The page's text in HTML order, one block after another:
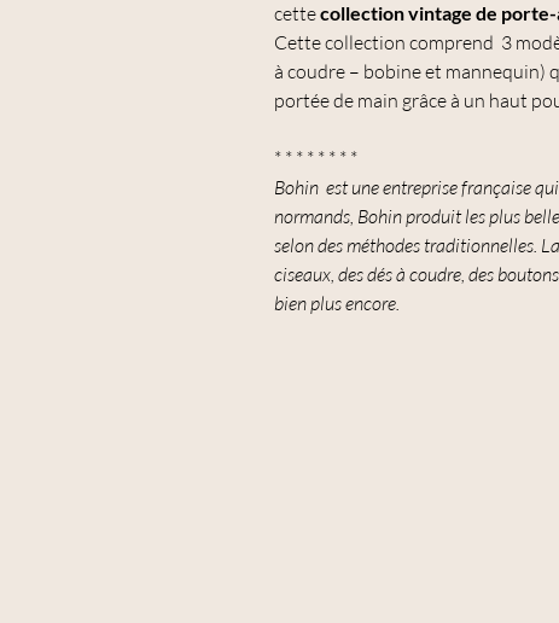
cettecollection vintage de
Cette collection comprend 3
à coudre – bobine et mannequin)
portée de main grâce à un haut
* * * * * * * *
Bohin est une entreprise française
normands, Bohin produit les plus
selon des méthodes traditionnelles.
ciseaux, des dés à coudre, des
bien plus encore.